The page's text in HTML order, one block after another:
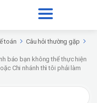
toán
Câu hỏi thường gặp
báo bạn không thể thực hiện
Chi nhánh thì tôi phải làm